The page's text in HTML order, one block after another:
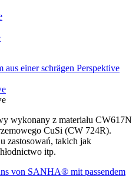
wykonany z materiału CW617N
CuSi (CW 724R).
zastosowań, takich jak
itp.